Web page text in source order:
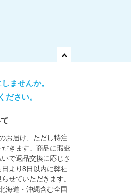
ませんか。
ださい。
お届け、ただし特注
きます。商品に瑕疵
で返品交換に応じさ
より8日以内に弊社
せていただきます。
海道・沖縄含む全国